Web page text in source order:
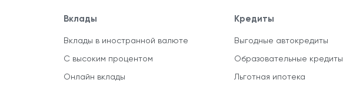
Вклады
Вклады в иностранной валюте
С высоким процентом
Онлайн вклады
Кредиты
Выгодные автокредиты
Образовательные кредиты
Льготная ипотека